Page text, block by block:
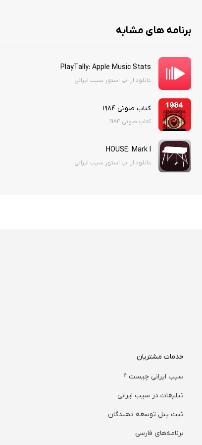
برنامه های مشابه
PlayTally: Apple Music Stats
دانلود از اپ استور سیب ایرانی
کتاب صوتی ۱۹۸۴
کتاب صوتي ۱۹۸۴
HOUSE: Mark I
دانلود از اپ استور سیب ایرانی
خدمات مشتریان
سیب ایرانی چیست ؟
تبلیغات در سیب ایرانی
ثبت پنل توسعه دهندگان
برنامه‌های فارسی